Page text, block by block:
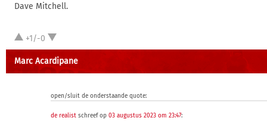
Dave Mitchell.
+1/-0
Marc Acardipane
open/sluit de onderstaande quote:
de realistschreef op 03 augustus 2023 om 23:47: